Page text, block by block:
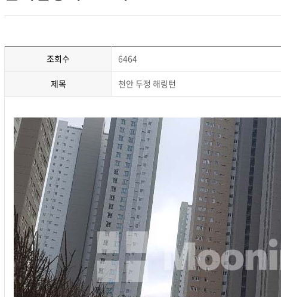
조회수 6464
제목 천안 두정 해링턴